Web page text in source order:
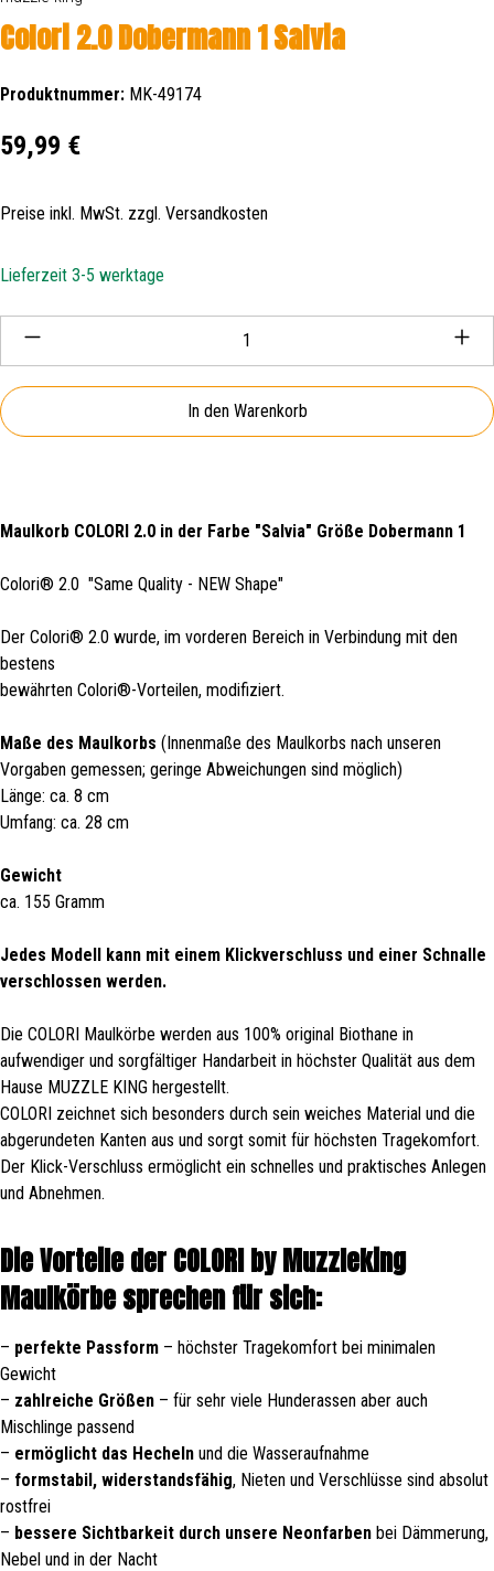
Colori 2.0 Dobermann 1 Salvia
Produktnummer: MK-49174
Regulärer Preis:
59,99 €
Preise inkl. MwSt. zzgl. Versandkosten
Lieferzeit 3-5 werktage
Produkt Anzahl: Gib den gewünschten Wert ein oder
In den Warenkorb
Maulkorb COLORI 2.0 in der Farbe "Salvia" Größe Dobermann 1
Colori® 2.0 "Same Quality - NEW Shape"
Der Colori® 2.0 wurde, im vorderen Bereich in Verbindung mit den
bestens
bewährten Colori®-Vorteilen, modifiziert.
Maße des Maulkorbs (Innenmaße des Maulkorbs nach unseren
Vorgaben gemessen; geringe Abweichungen sind möglich)
Länge: ca. 8 cm
Umfang: ca. 28 cm
Gewicht
ca. 155 Gramm
Jedes Modell kann mit einem Klickverschluss und einer Schnalle
verschlossen werden.
Die COLORI Maulkörbe werden aus 100% original Biothane in
aufwendiger und sorgfältiger Handarbeit in höchster Qualität aus dem
Hause MUZZLE KING hergestellt.
COLORI zeichnet sich besonders durch sein weiches Material und die
abgerundeten Kanten aus und sorgt somit für höchsten Tragekomfort.
Der Klick-Verschluss ermöglicht ein schnelles und praktisches Anlegen
und Abnehmen.
Die Vorteile der COLORI by Muzzleking
Maulkörbe sprechen für sich:
– perfekte Passform – höchster Tragekomfort bei minimalen
Gewicht
– zahlreiche Größen – für sehr viele Hunderassen aber auch
Mischlinge passend
– ermöglicht das Hecheln und die Wasseraufnahme
– formstabil, widerstandsfähig, Nieten und Verschlüsse sind absolut
rostfrei
– bessere Sichtbarkeit durch unsere Neonfarben bei Dämmerung,
Nebel und in der Nacht